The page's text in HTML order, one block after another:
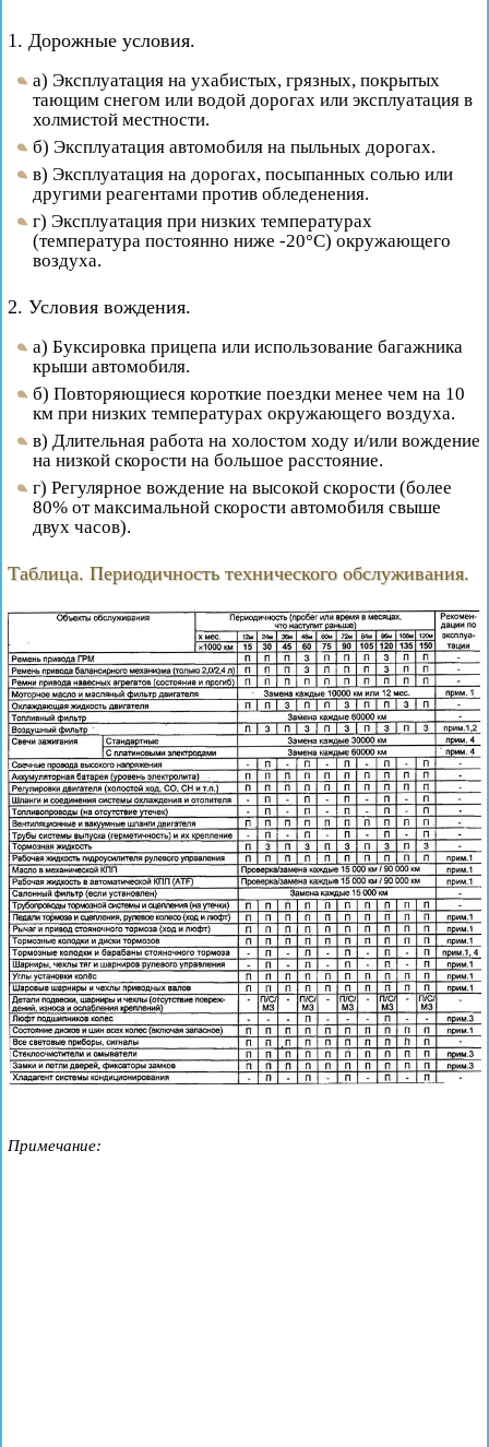
1. Дорожные условия.
а) Эксплуатация на ухабистых, грязных, покрытых
тающим снегом или водой дорогах или эксплуатация в
холмистой местности.
б) Эксплуатация автомобиля на пыльных дорогах.
в) Эксплуатация на дорогах, посыпанных солью или
другими реагентами против обледенения.
г) Эксплуатация при низких температурах
(температура постоянно ниже -20°C) окружающего
воздуха.
2. Условия вождения.
а) Буксировка прицепа или использование багажника
крыши автомобиля.
б) Повторяющиеся короткие поездки менее чем на 10
км при низких температурах окружающего воздуха.
в) Длительная работа на холостом ходу и/или вождение
на низкой скорости на большое расстояние.
г) Регулярное вождение на высокой скорости (более
80% от максимальной скорости автомобиля свыше
двух часов).
Таблица. Периодичность технического обслуживания.
Примечание: